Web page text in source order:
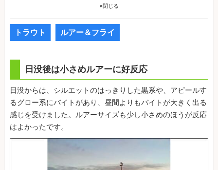
×閉じる
トラウト ルアー＆フライ
日没後は小さめルアーに好反応
日没からは、シルエットのはっきりした黒系や、アピールす
るグロー系にバイトがあり、昼間よりもバイトが大きく出る
感じを受けました。ルアーサイズも少し小さめのほうが反応
はよかったです。